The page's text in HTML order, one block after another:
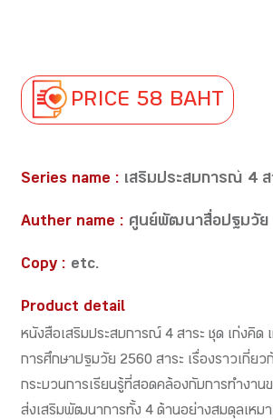
PRICE 58 BAHT
Series name : เสริมประสบการณ์ 4 ส
Auther name : ศูนย์พัฒนาสื่อปฐมวัย
Copy : etc.
Product detail
หนังสือเสริมประสบการณ์ 4 สาระ ชุด เก่งคิด
การศึกษาปฐมวัย 2560 สาระ เรื่องราวเกี่ย
กระบวนการเรียนรู้ที่สอดคล้องกับการทำงา
ส่งเสริมพัฒนาการทั้ง 4 ด้านอย่างสมดุลเหม